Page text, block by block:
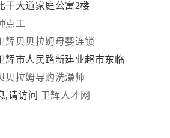
干大道家庭公寓2楼
点工
辉贝贝拉姆母婴连锁
辉市人民路新建业超市东临
贝拉姆导购洗澡师
,请访问 卫辉人才网